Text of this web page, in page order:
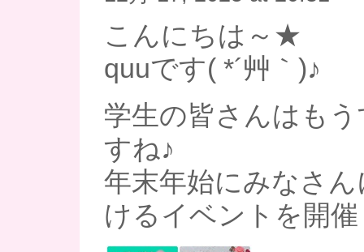
こんにちは～★
quuです( *´艸｀)♪
学生の皆さんはも
すね♪
年末年始にみなさ
けるイベントを開